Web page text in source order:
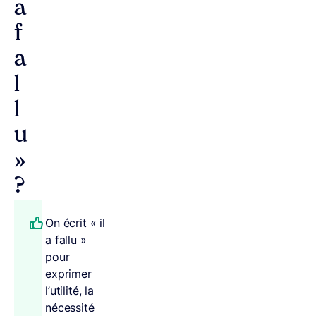
a
f
a
l
l
u
»
?
On écrit « il
a fallu »
pour
exprimer
l’utilité, la
nécessité